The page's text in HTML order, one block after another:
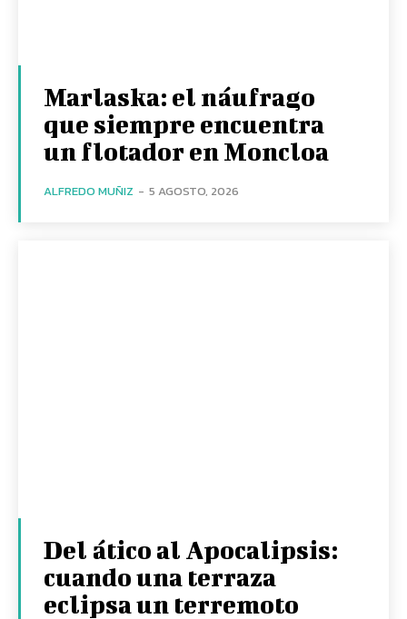
Marlaska: el náufrago
que siempre encuentra
un flotador en Moncloa
ALFREDO MUÑIZ - 5 AGOSTO, 2026
Del ático al Apocalipsis:
cuando una terraza
eclipsa un terremoto